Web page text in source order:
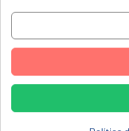
CORBERO, FE850S2
CORBERO, FM820-2